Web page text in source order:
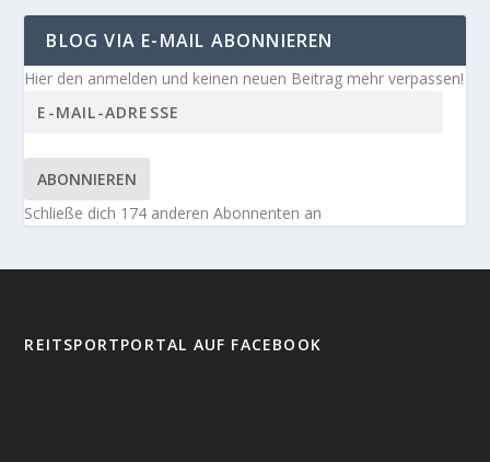
BLOG VIA E-MAIL ABONNIEREN
Hier den anmelden und keinen neuen Beitrag mehr verpassen!
ABONNIEREN
Schließe dich 174 anderen Abonnenten an
REITSPORTPORTAL AUF FACEBOOK